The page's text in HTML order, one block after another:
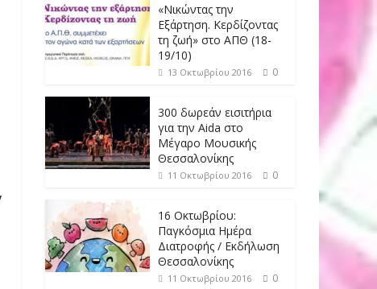
«Νικώντας την
Εξάρτηση. Κερδίζοντας
τη ζωή» στο ΑΠΘ (18-
19/10)
13 Οκτωβρίου 2016 0
300 δωρεάν εισιτήρια
για την Aida στο
Μέγαρο Μουσικής
Θεσσαλονίκης
11 Οκτωβρίου 2016 0
16 Οκτωβρίου:
Παγκόσμια Ημέρα
Διατροφής / Εκδήλωση
Θεσσαλονίκης
11 Οκτωβρίου 2016 0